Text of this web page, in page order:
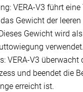
VERA-V3 führt
Gewicht der
Gewicht wird
verwendet.
VERA-V3 überwacht
und beendet die
erreicht ist.